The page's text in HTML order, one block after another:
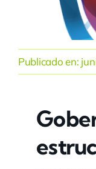
Publicado en: